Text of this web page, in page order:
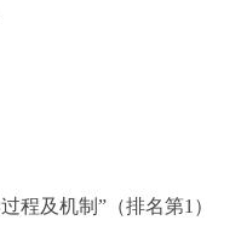
程及机制”（排名第1）